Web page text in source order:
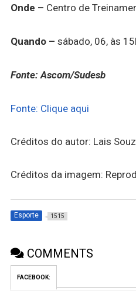
Onde – Centro de
Quando – sábado, 06, às
Fonte: Ascom/Sudesb
Fonte: Clique aqui
Créditos do autor: Lais
Créditos da imagem:
Esporte 1515
COMMENTS
FACEBOOK: